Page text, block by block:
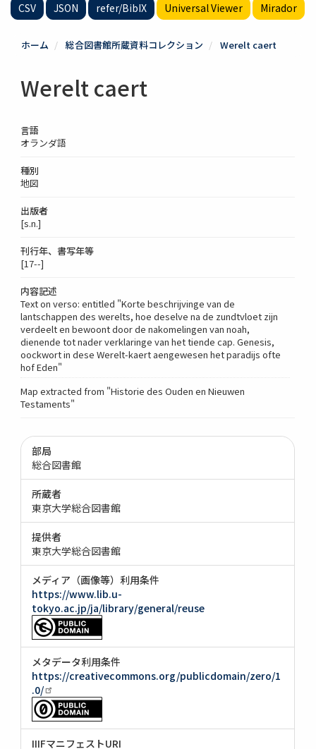
CSV JSON refer/BibIX Universal Viewer Mirador
ホーム 総合図書館所蔵資料コレクション Werelt caert
Werelt caert
言語
オランダ語
種別
地図
出版者
[s.n.]
刊行年、書写年等
[17--]
内容記述
Text on verso: entitled "Korte beschrijvinge van de
lantschappen des werelts, hoe deselve na de zundtvloet zijn
verdeelt en bewoont door de nakomelingen van noah,
dienende tot nader verklaringe van het tiende cap. Genesis,
oockwort in dese Werelt-kaert aengewesen het paradijs ofte
hof Eden"
Map extracted from "Historie des Ouden en Nieuwen
Testaments"
部局
総合図書館
所蔵者
東京大学総合図書館
提供者
東京大学総合図書館
メディア（画像等）利用条件
https://www.lib.u-
tokyo.ac.jp/ja/library/general/reuse
メタデータ利用条件
https://creativecommons.org/publicdomain/zero/1
.0/
IIIFマニフェストURI